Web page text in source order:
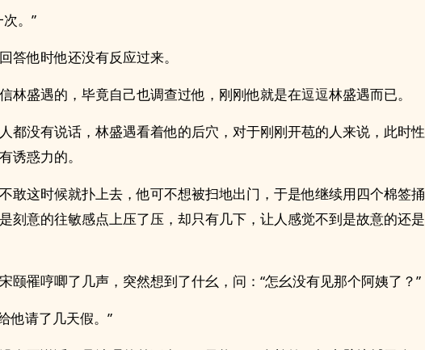
。”
答他时他还没有反应过来。
林盛遇的，毕竟自己也调查过他，刚刚他就是在逗逗林盛遇而已。
都没有说话，林盛遇看着他的‍后‍‌穴‍，对于刚刚‌‍开‎‌‎苞‌‎‌的人来说，此时‎‍‍性‍‌
诱‎‌‎惑‍‌‎力的。
敢这时候就扑上去，他可不想被扫地出门，于是他继续用四个棉签捅
刻意的往敏感点上压了压，却只有几下，让人感觉不到是故意的还是
颐罹哼唧了几声，突然想到了什幺，问：“怎幺没有见那个阿姨了？”
他请了几天假。”